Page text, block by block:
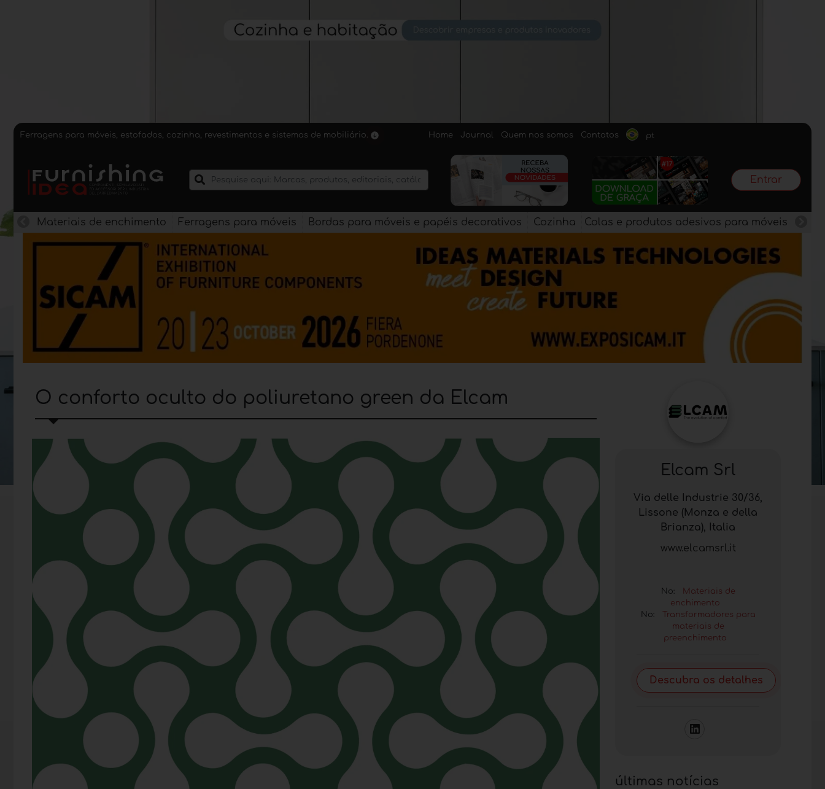
Ferragens para móveis, estofados, cozinha, revestimentos e sistemas de mobiliário. Home Journal Quem nos somos Contatos pt
Entrar
Materiais de enchimento Ferragens para móveis Bordas para móveis e papéis decorativos Cozinha Colas e produtos adesivos para móveis
O conforto oculto do poliuretano green da Elcam
Elcam Srl
Via delle Industrie 30/36,
Lissone (Monza e della
Brianza), Italia
www.elcamsrl.it
No:
Materiais de
enchimento
No:
Transformadores para
materiais de
preenchimento
Descubra os detalhes
últimas notícias